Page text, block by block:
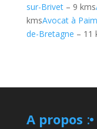
sur-Brivet– 9 kms
kmsAvocat à
de-Bretagne – 11
A propos :